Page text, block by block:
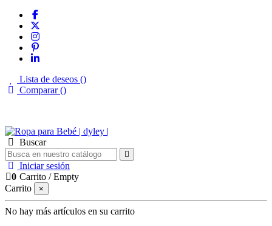
Lista de deseos ()
Comparar ()
Buscar
Iniciar sesión
0 Carrito /Empty
Carrito
×
No hay más artículos en su carrito